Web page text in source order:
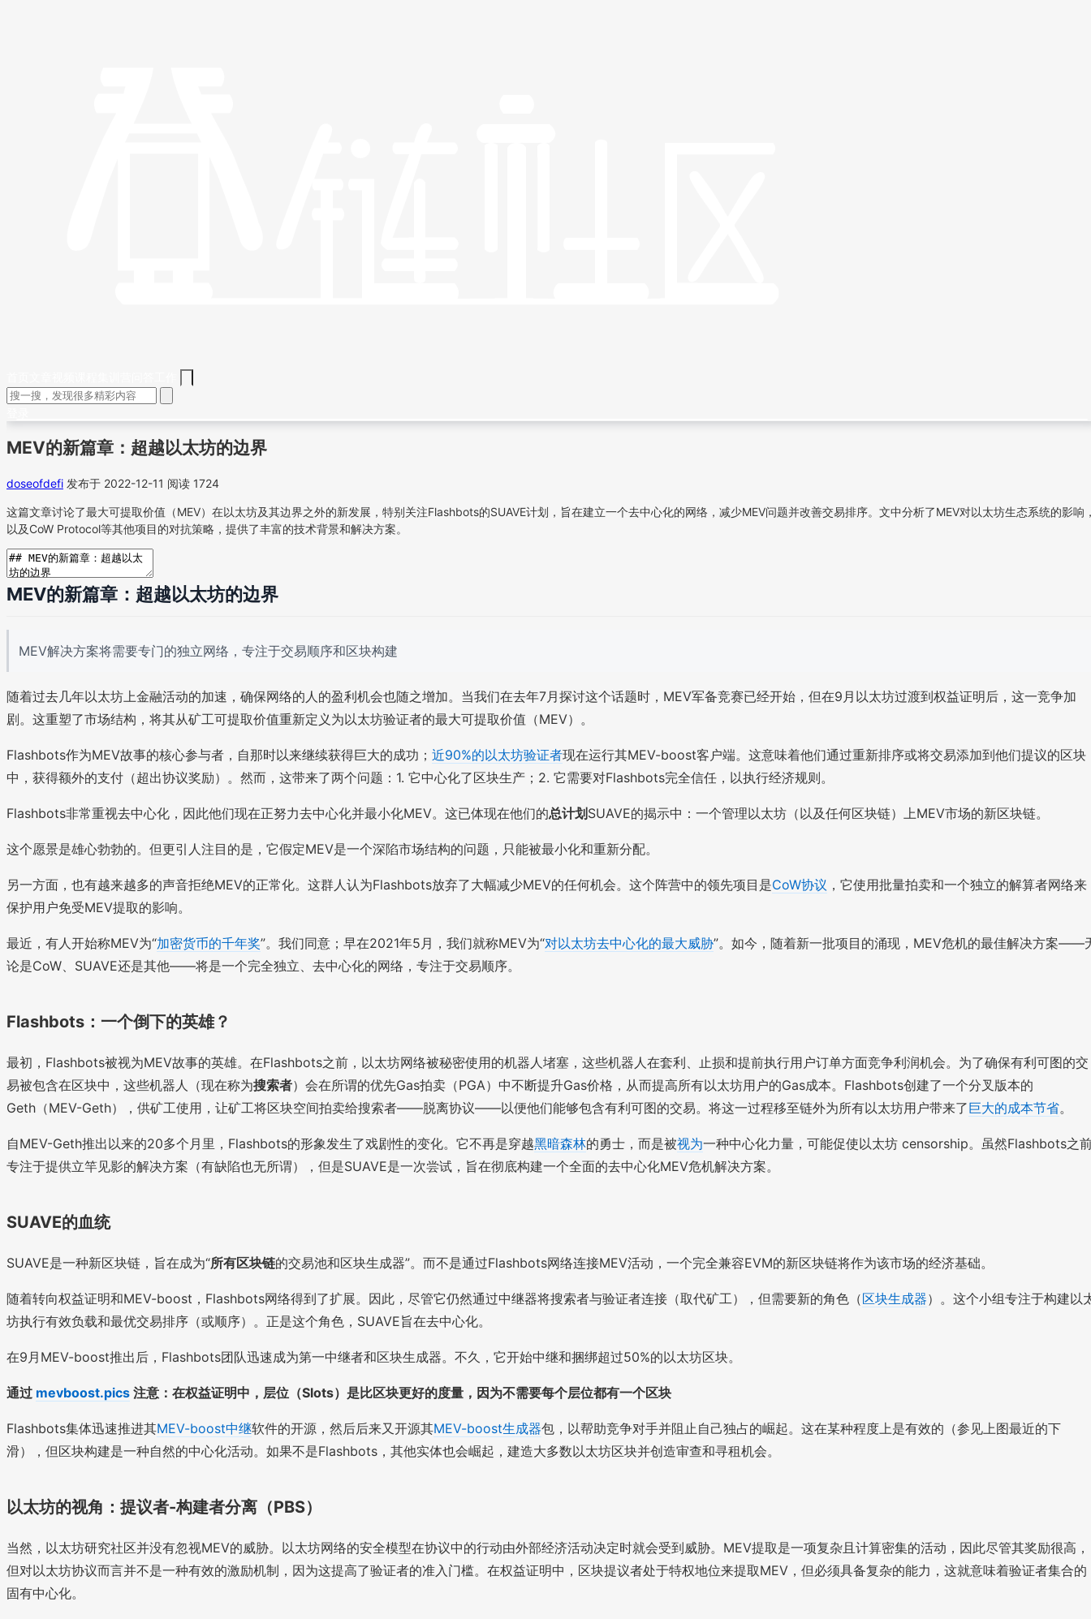
MEV的新篇章：超越以太坊的边界
doseofdefi 发布于 2022-12-11 阅读 1724
这篇文章讨论了最大可提取价值（MEV）在以太坊及其边界之外的新发展，特别关注Flashbots的SUAVE计划，旨在建立一个去中心化的网络，减少MEV问题并改善交易排序。文中分析了MEV对以太坊生态系统的影响
以及CoW Protocol等其他项目的对抗策略，提供了丰富的技术背景和解决方案。
MEV的新篇章：超越以太坊的边界
MEV解决方案将需要专门的独立网络，专注于交易顺序和区块构建
随着过去几年以太坊上金融活动的加速，确保网络的人的盈利机会也随之增加。当我们在去年7月探讨这个话题时，MEV军备竞赛已经开始，但在9月以太坊过渡到权益证明后，这一竞争加
剧。这重塑了市场结构，将其从矿工可提取价值重新定义为以太坊验证者的最大可提取价值（MEV）。
Flashbots作为MEV故事的核心参与者，自那时以来继续获得巨大的成功； 近90%的以太坊验证者现在运行其MEV-boost客户端。这意味着他们通过重新排序或将交易添加到他们提议的区块
中，获得额外的支付（超出协议奖励）。然而，这带来了两个问题：1. 它中心化了区块生产；2. 它需要对Flashbots完全信任，以执行经济规则。
Flashbots非常重视去中心化，因此他们现在正努力去中心化并最小化MEV。这已体现在他们的总计划SUAVE的揭示中：一个管理以太坊（以及任何区块链）上MEV市场的新区块链。
这个愿景是雄心勃勃的。但更引人注目的是，它假定MEV是一个深陷市场结构的问题，只能被最小化和重新分配。
另一方面，也有越来越多的声音拒绝MEV的正常化。这群人认为Flashbots放弃了大幅减少MEV的任何机会。这个阵营中的领先项目是CoW协议 ，它使用批量拍卖和一个独立的解算者网络来
保护用户免受MEV提取的影响。
最近，有人开始称MEV为“加密货币的千年奖”。我们同意；早在2021年5月，我们就称MEV为“对以太坊去中心化的最大威胁”。如今，随着新一批项目的涌现，MEV危机的最佳解决方案——
论是CoW、SUAVE还是其他——将是一个完全独立、去中心化的网络，专注于交易顺序。
Flashbots：一个倒下的英雄？
最初，Flashbots被视为MEV故事的英雄。在Flashbots之前，以太坊网络被秘密使用的机器人堵塞，这些机器人在套利、止损和提前执行用户订单方面竞争利润机会。为了确保有利可图的交
易被包含在区块中，这些机器人（现在称为搜索者）会在所谓的优先Gas拍卖（PGA）中不断提升Gas价格，从而提高所有以太坊用户的Gas成本。Flashbots创建了一个分叉版本的
Geth（MEV-Geth），供矿工使用，让矿工将区块空间拍卖给搜索者——脱离协议——以便他们能够包含有利可图的交易。将这一过程移至链外为所有以太坊用户带来了巨大的成本节省。
自MEV-Geth推出以来的20多个月里，Flashbots的形象发生了戏剧性的变化。它不再是穿越黑暗森林的勇士，而是被视为一种中心化力量，可能促使以太坊 censorship。虽然Flashbots之
专注于提供立竿见影的解决方案（有缺陷也无所谓），但是SUAVE是一次尝试，旨在彻底构建一个全面的去中心化MEV危机解决方案。
SUAVE的血统
SUAVE是一种新区块链，旨在成为“所有区块链的交易池和区块生成器”。而不是通过Flashbots网络连接MEV活动，一个完全兼容EVM的新区块链将作为该市场的经济基础。
随着转向权益证明和MEV-boost，Flashbots网络得到了扩展。因此，尽管它仍然通过中继器将搜索者与验证者连接（取代矿工），但需要新的角色（区块生成器）。这个小组专注于构建以
坊执行有效负载和最优交易排序（或顺序）。正是这个角色，SUAVE旨在去中心化。
在9月MEV-boost推出后，Flashbots团队迅速成为第一中继者和区块生成器。不久，它开始中继和捆绑超过50%的以太坊区块。
通过 mevboost.pics 注意：在权益证明中，层位（Slots）是比区块更好的度量，因为不需要每个层位都有一个区块
Flashbots集体迅速推进其MEV-boost中继软件的开源，然后后来又开源其MEV-boost生成器包，以帮助竞争对手并阻止自己独占的崛起。这在某种程度上是有效的（参见上图最近的下
滑），但区块构建是一种自然的中心化活动。如果不是Flashbots，其他实体也会崛起，建造大多数以太坊区块并创造审查和寻租机会。
以太坊的视角：提议者-构建者分离（PBS）
当然，以太坊研究社区并没有忽视MEV的威胁。以太坊网络的安全模型在协议中的行动由外部经济活动决定时就会受到威胁。MEV提取是一项复杂且计算密集的活动，因此尽管其奖励很高，
但对以太坊协议而言并不是一种有效的激励机制，因为这提高了验证者的准入门槛。在权益证明中，区块提议者处于特权地位来提取MEV，但必须具备复杂的能力，这就意味着验证者集合的
固有中心化。